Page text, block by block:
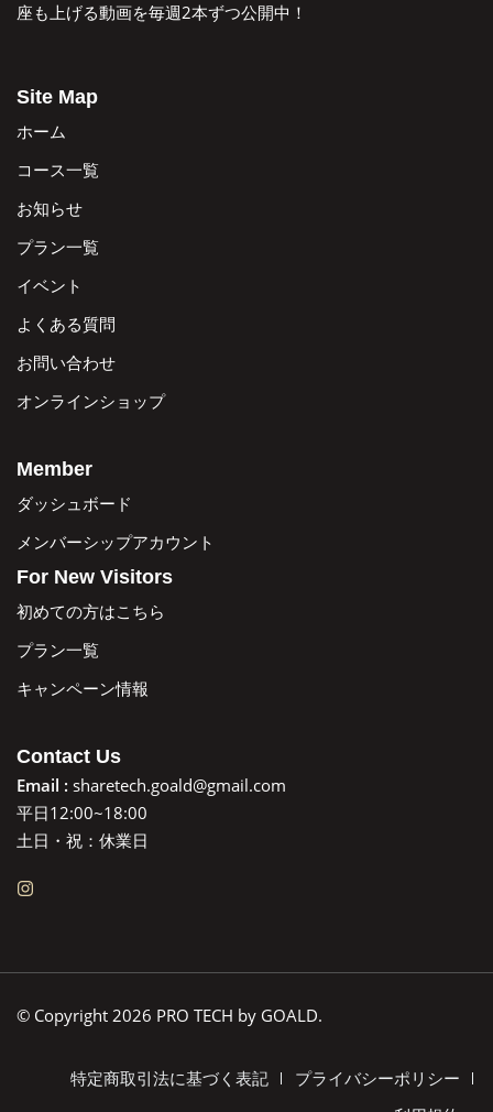
座も上げる動画を毎週2本ずつ公開中！
Site Map
ホーム
コース一覧
お知らせ
プラン一覧
イベント
よくある質問
お問い合わせ
オンラインショップ
Member
ダッシュボード
メンバーシップアカウント
For New Visitors
初めての方はこちら
プラン一覧
キャンペーン情報
Contact Us
Email : sharetech.goald@gmail.com
平日12:00~18:00
土日・祝：休業日
© Copyright 2026 PRO TECH by GOALD.
特定商取引法に基づく表記
プライバシーポリシー